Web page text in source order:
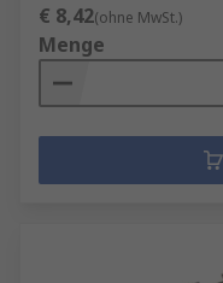
€ 8,42(ohne MwSt.)
Menge